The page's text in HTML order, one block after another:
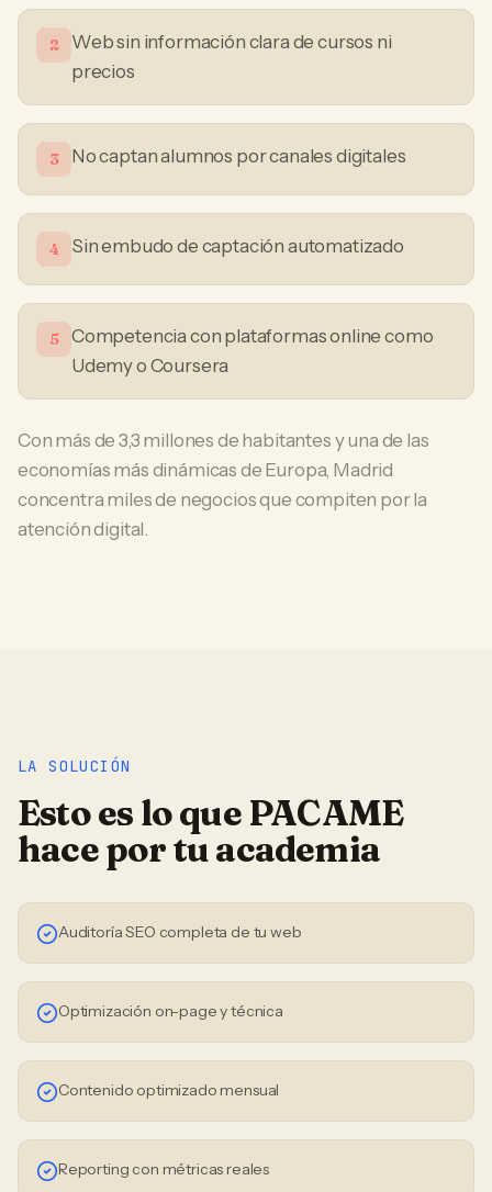
2
Web sin información clara de cursos ni
precios
3 No captan alumnos por canales digitales
4 Sin embudo de captación automatizado
5
Competencia con plataformas online como
Udemy o Coursera
Con más de 3,3 millones de habitantes y una de las
economías más dinámicas de Europa, Madrid
concentra miles de negocios que compiten por la
atención digital.
LA SOLUCIÓN
Esto es lo que PACAME
hace por tuacademia
Auditoría SEO completa de tu web
Optimización on-page y técnica
Contenido optimizado mensual
Reporting con métricas reales